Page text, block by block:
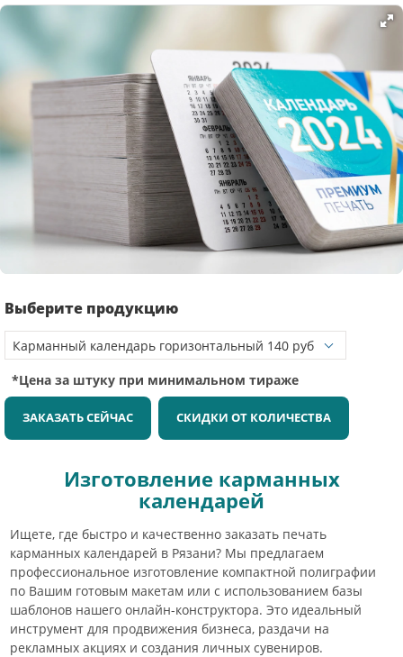
Выберите продукцию
*Цена за штуку при минимальном тираже
ЗАКАЗАТЬ СЕЙЧАС СКИДКИ ОТ КОЛИЧЕСТВА
Изготовление карманных
календарей
Ищете, где быстро и качественно заказать печать
карманных календарей в Рязани? Мы предлагаем
профессиональное изготовление компактной полиграфии
по Вашим готовым макетам или с использованием базы
шаблонов нашего онлайн-конструктора. Это идеальный
инструмент для продвижения бизнеса, раздачи на
рекламных акциях и создания личных сувениров.